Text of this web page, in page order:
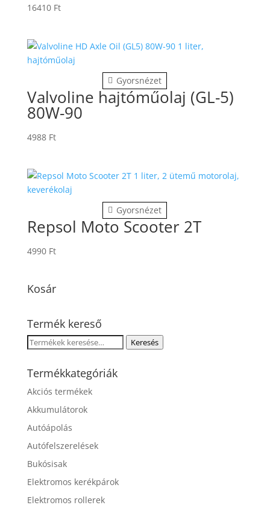
16410 Ft
Gyorsnézet
Valvoline hajtóműolaj (GL-5)
80W-90
4988 Ft
Gyorsnézet
Repsol Moto Scooter 2T
4990 Ft
Kosár
Termék kereső
Keresés
következőre:
Keresés
Termékkategóriák
Akciós termékek
Akkumulátorok
Autóápolás
Autófelszerelések
Bukósisak
Elektromos kerékpárok
Elektromos rollerek